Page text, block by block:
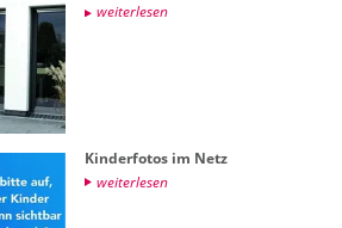
wei­ter­le­sen
Kin­der­fo­tos im Netz
wei­ter­le­sen